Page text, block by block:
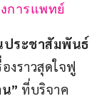
การแพทย์
ประชาสัมพันธ์
งราวสุดใจฟู
” ที่บริจาค